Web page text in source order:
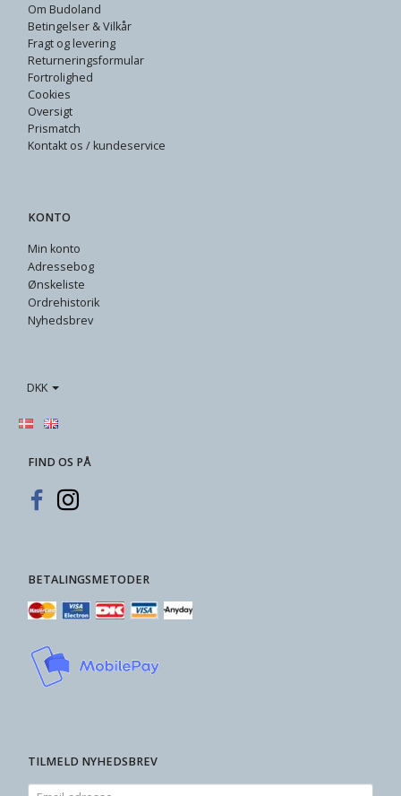
Om Budoland
Betingelser & Vilkår
Fragt og levering
Returneringsformular
Fortrolighed
Cookies
Oversigt
Prismatch
Kontakt os / kundeservice
KONTO
Min konto
Adressebog
Ønskeliste
Ordrehistorik
Nyhedsbrev
DKK
FIND OS PÅ
BETALINGSMETODER
TILMELD NYHEDSBREV
Email-